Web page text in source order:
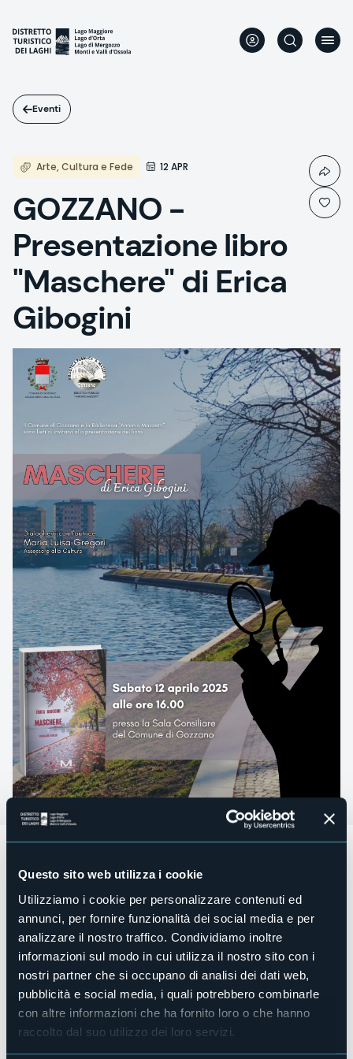
Questo sito web utilizza i cookie
Utilizziamo i cookie per personalizzare contenuti ed
annunci, per fornire funzionalità dei social media e per
analizzare il nostro traffico. Condividiamo inoltre
informazioni sul modo in cui utilizza il nostro sito con i
nostri partner che si occupano di analisi dei dati web,
pubblicità e social media, i quali potrebbero combinarle
con altre informazioni che ha fornito loro o che hanno
raccolto dal suo utilizzo dei loro servizi.
contenuto
principale
Eventi
Arte, Cultura e Fede 12 APR
GOZZANO -
Presentazione libro
"Maschere" di Erica
Gibogini
Lago d'Orta,sabato 12 aprile 2025
Sala Consiliare del Comune di Gozzano.
È una sera di festa per la famiglia Medici, nella tranquilla
Omegna. Si festeggia il compleanno di Enea, attorno a lui
tutta la famiglia, amici vecchi e nuovi. Uno di questi porta in
Nulla lasciava presagire la tragedia che si sarebbe disvelata
subito dopo, gettando sospetti su molti di loro, portando allo
scoperto segreti familiari e seminando la paura lungo il
lago. Un’altra indagine per il commissario Verano, un altro
giallo sul lago per Erica Gibogini, che stavolta ci porta alla